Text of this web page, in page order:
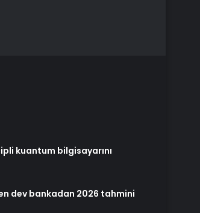
kuantum bilgisayarını
dev bankadan 2026 tahmini